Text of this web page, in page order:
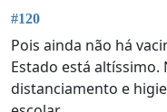
#120
Pois ainda não há
Estado está
distanciamento e